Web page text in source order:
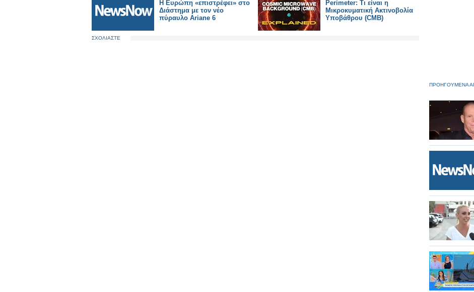
Η Ευρώπη «επιστρέφει» στο
Διάστημα με τον νέο
πύραυλο Ariane 6
Perimeter: Τι είναι η
Μικροκυματική Ακτινοβολία
Υποβάθρου (CMB)
ΣΧΟΛΙΑΣΤΕ
ΠΡΟΗΓΟΥΜΕΝΑ